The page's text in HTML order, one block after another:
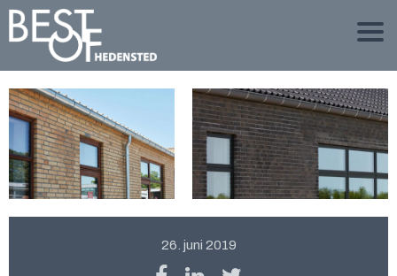
26. juni 2019